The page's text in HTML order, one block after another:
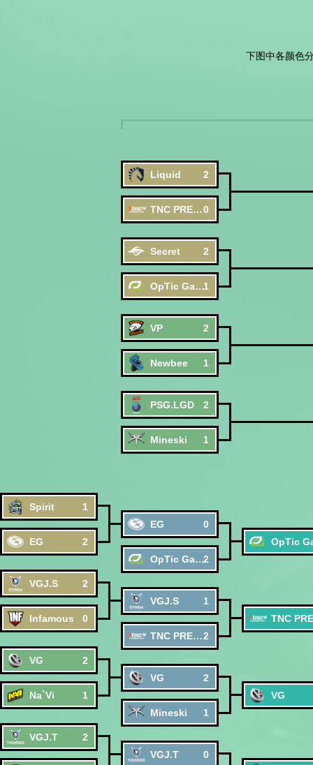
下图中各颜色
Liquid 2
TNC PREDATOR0
Secret 2
OpTic Gaming1
VP 2
Newbee 1
PSG.LGD 2
Mineski 1
Spirit 1
EG 2
VGJ.S 2
Infamous 0
VG 2
Na`Vi 1
VGJ.T 2
EG 0
OpTic Gaming2
VGJ.S 1
TNC PREDATOR2
VG 2
Mineski 1
VGJ.T 0
VG